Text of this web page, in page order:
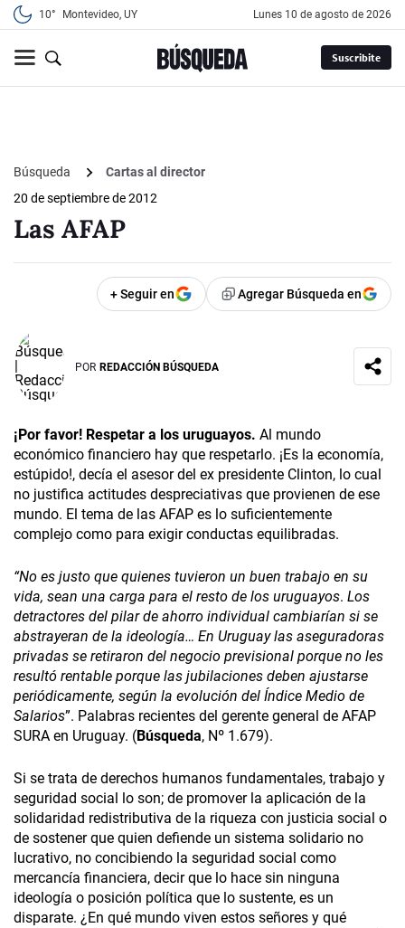
10° Montevideo, UY lunes 10 de agosto de 2026
Suscribite
Búsqueda
Cartas al director
20 de septiembre de 2012
Las AFAP
+ Seguir en Agregar Búsqueda en
POR REDACCIÓN BÚSQUEDA
¡Por favor! Respetar a los uruguayos. Al mundo
económico financiero hay que respetarlo. ¡Es la economía,
estúpido!, decía el asesor del ex presidente Clinton, lo cual
no justifica actitudes despreciativas que provienen de ese
mundo. El tema de las AFAP es lo suficientemente
complejo como para exigir conductas equilibradas.
“No es justo que quienes tuvieron un buen trabajo en su
vida, sean una carga para el resto de los uruguayos. Los
detractores del pilar de ahorro individual cambiarían si se
abstrayeran de la ideología… En Uruguay las aseguradoras
privadas se retiraron del negocio previsional porque no les
resultó rentable porque las jubilaciones deben ajustarse
periódicamente, según la evolución del Índice Medio de
Salarios”. Palabras recientes del gerente general de AFAP
SURA en Uruguay. (Búsqueda, Nº 1.679).
Si se trata de derechos humanos fundamentales, trabajo y
seguridad social lo son; de promover la aplicación de la
solidaridad redistributiva de la riqueza con justicia social o
de sostener que quien defiende un sistema solidario no
lucrativo, no concibiendo la seguridad social como
mercancía financiera, decir que lo hace sin ninguna
ideología o posición política que lo sustente, es un
disparate. ¿En qué mundo viven estos señores y qué